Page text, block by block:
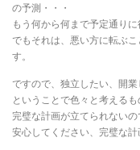
の予測・・・
もう何から何まで予定通り
でもそれは、悪い方に転ぶ
す。
ですので、独立したい、開
ということで色々と考えるも
完璧な計画が立てられないの
安心してください、完璧な